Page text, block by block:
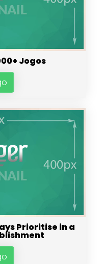
Jogos
Prioritise in a